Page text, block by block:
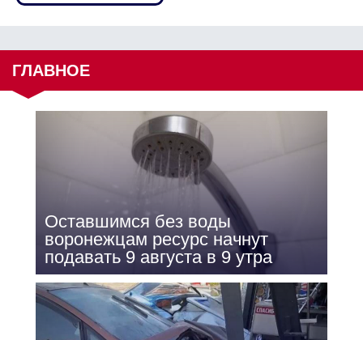
ГЛАВНОЕ
Оставшимся без воды
воронежцам ресурс начнут
подавать 9 августа в 9 утра